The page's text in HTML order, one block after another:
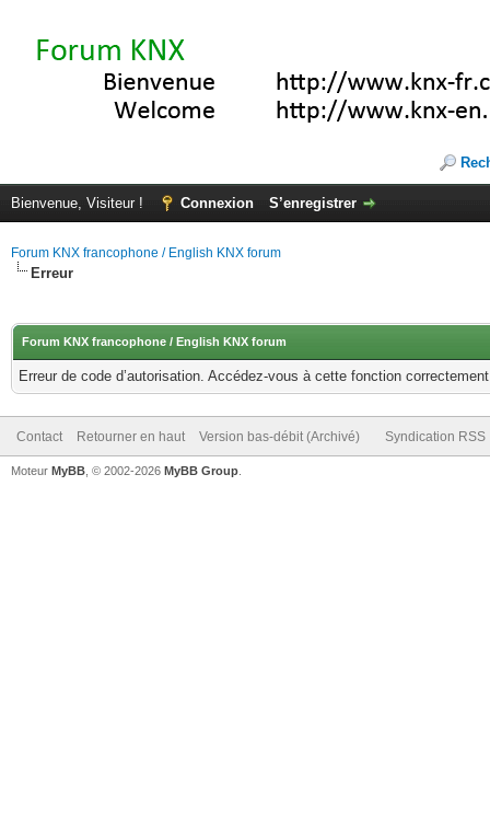
Bienvenue, Visiteur ! Connexion S’enregistrer
Forum KNX francophone / English KNX forum
Erreur
Forum KNX francophone / English KNX forum
Erreur de code d’autorisation. Accédez-vous à cette fonction
Contact Retourner en haut Version bas-débit (Archivé) Syndication RSS
Moteur MyBB , © 2002-2026 MyBB Group